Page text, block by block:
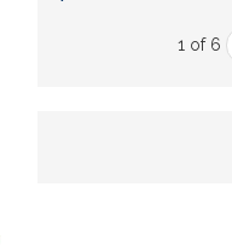
1 of 6